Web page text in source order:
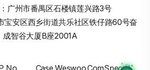
广州市番禺区石楼镇莲兴路3号
宝安区西乡街道共乐社区铁仔路60号奋
成智谷大厦B座2001A
No. Case.weswoo.comSpecial